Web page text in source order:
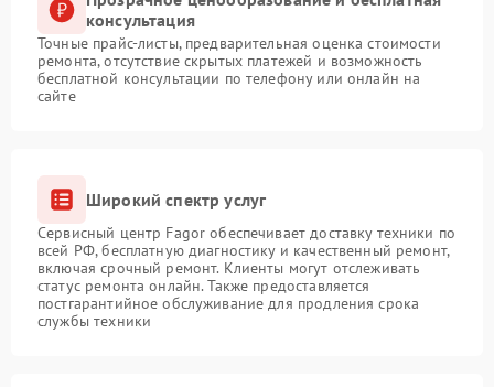
консультация
Точные прайс-листы, предварительная оценка стоимости
ремонта, отсутствие скрытых платежей и возможность
бесплатной консультации по телефону или онлайн на
сайте
Широкий спектр услуг
Сервисный центр Fagor обеспечивает доставку техники по
всей РФ, бесплатную диагностику и качественный ремонт,
включая срочный ремонт. Клиенты могут отслеживать
статус ремонта онлайн. Также предоставляется
постгарантийное обслуживание для продления срока
службы техники